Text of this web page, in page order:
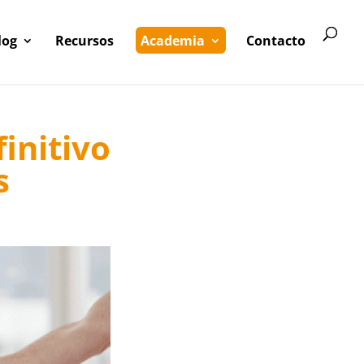
Recursos Academia Contacto